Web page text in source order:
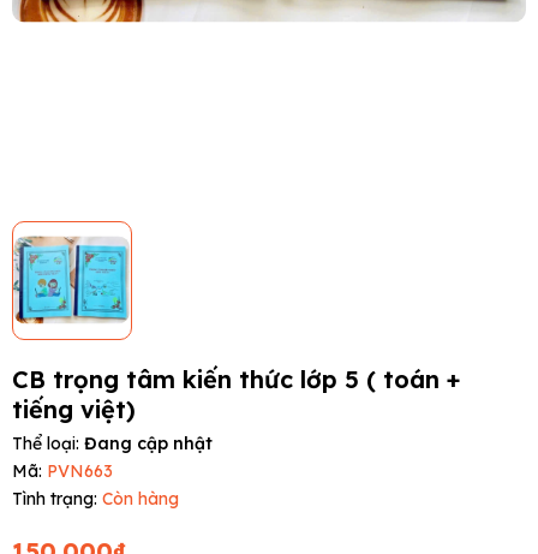
CB trọng tâm kiến thức lớp 5 ( toán +
tiếng việt)
Thể loại: Đang cập nhật
Mã: PVN663
Tình trạng: Còn hàng